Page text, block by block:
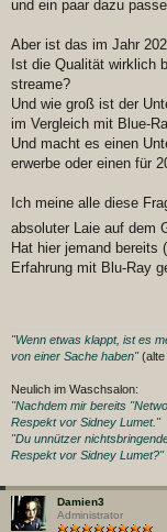
r
und ein paar dazu
Aber ist das im Jahr
Ist die Qualität wirklich
streame?
Und wie groß ist der
im Vergleich mit Blue-
Und macht es einen
erwerbe oder einen für
Ich meine alle diese
absoluter Laie auf dem
Hat hier jemand bereits
Erfahrung mit Blu-Ray
"Wenn etwas klappt, ist es
von einer Sache haben"(alte
Neulich im Waschsalon:
"Nachdem mir bereits
Respekt vor Sidney Lumet."
"Du unnützer
Respekt vor Sidney Lumet?"
Damien3
Administrator